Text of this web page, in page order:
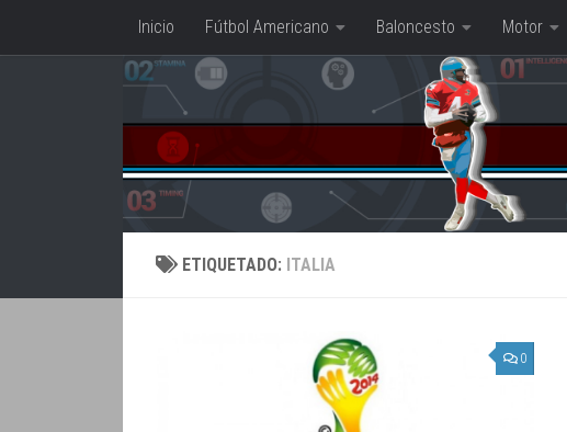
Saltar al contenido
Inicio Fútbol Americano Baloncesto Motor
ETIQUETADO: ITALIA
0